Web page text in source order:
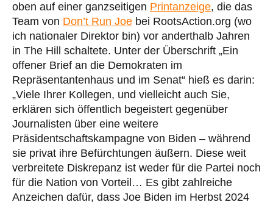
oben auf einer ganzseitigen Printanzeige, die das
Team von Don’t Run Joe bei RootsAction.org (wo
ich nationaler Direktor bin) vor anderthalb Jahren
in The Hill schaltete. Unter der Überschrift „Ein
offener Brief an die Demokraten im
Repräsentantenhaus und im Senat“ hieß es darin:
„Viele Ihrer Kollegen, und vielleicht auch Sie,
erklären sich öffentlich begeistert gegenüber
Journalisten über eine weitere
Präsidentschaftskampagne von Biden – während
sie privat ihre Befürchtungen äußern. Diese weit
verbreitete Diskrepanz ist weder für die Partei noch
für die Nation von Vorteil… Es gibt zahlreiche
Anzeichen dafür, dass Joe Biden im Herbst 2024